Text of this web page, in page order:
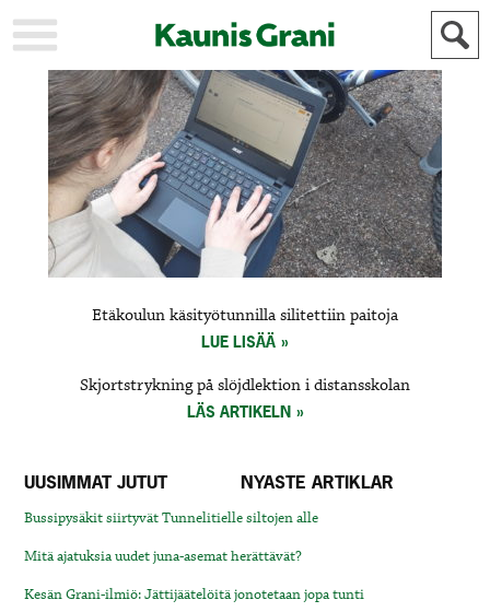
KAUPUNKI
STADEN
AJANKOHTAISTA
AKTUELLT
URHEILU
IDROTT
KULTTUURI
KULTUR
HISTORIA
HISTORIA
YLEINEN
ALLMÄN
MAINOSTAJILLE
ANNONSÖRER
Etäkoulun käsityötunnilla silitettiin paitoja
LUE LISÄÄ
Skjortstrykning på slöjdlektion i distansskolan
LÄS ARTIKELN
UUSIMMAT JUTUT NYASTE ARTIKLAR
Bussipysäkit siirtyvät Tunnelitielle siltojen alle
Mitä ajatuksia uudet juna-asemat herättävät?
Kesän Grani-ilmiö: Jättijäätelöitä jonotetaan jopa tunti